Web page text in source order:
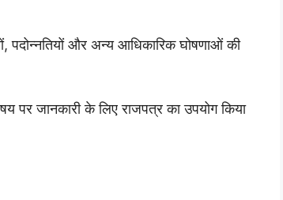
पदोन्नतियों और अन्य आधिकारिक घोषणाओं की
पर जानकारी के लिए राजपत्र का उपयोग किया